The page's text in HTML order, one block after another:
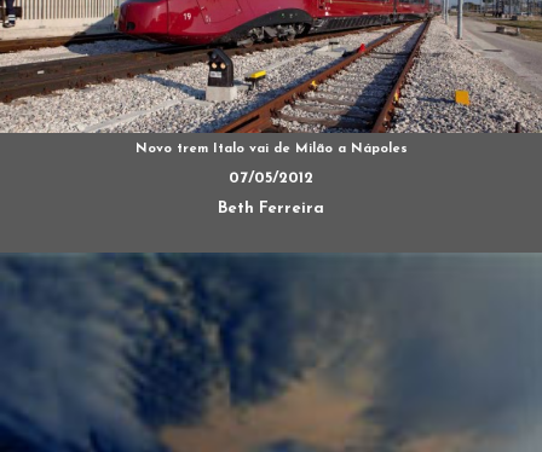
Novo trem Italo vai de Milão a Nápoles
07/05/2012
Beth Ferreira